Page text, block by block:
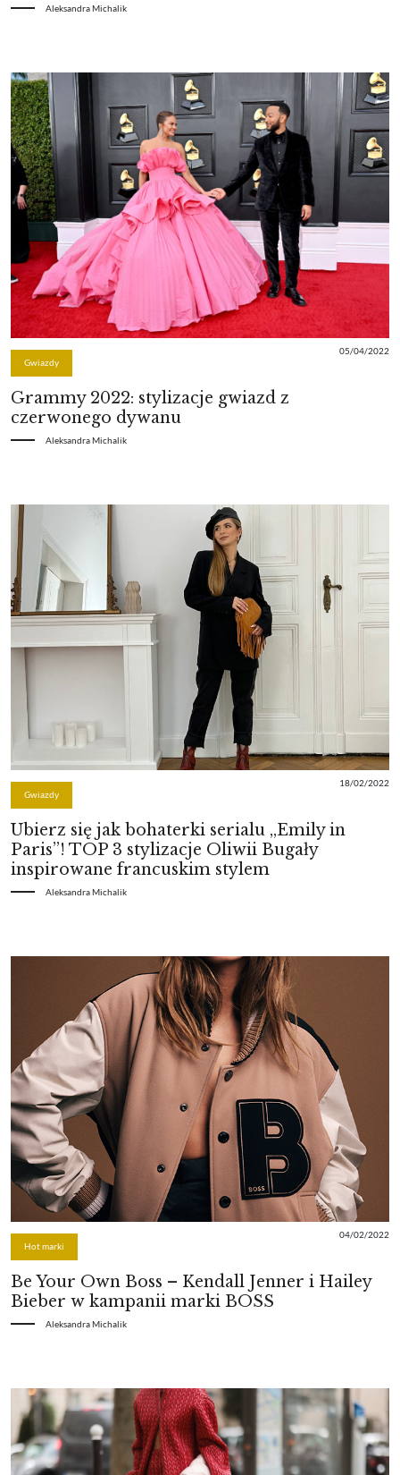
Aleksandra Michalik
Gwiazdy
05/04/2022
Grammy 2022: stylizacje gwiazd z
czerwonego dywanu
Aleksandra Michalik
Gwiazdy
18/02/2022
Ubierz się jak bohaterki serialu „Emily in
Paris”! TOP 3 stylizacje Oliwii Bugały
inspirowane francuskim stylem
Aleksandra Michalik
Hot marki
04/02/2022
Be Your Own Boss – Kendall Jenner i Hailey
Bieber w kampanii marki BOSS
Aleksandra Michalik